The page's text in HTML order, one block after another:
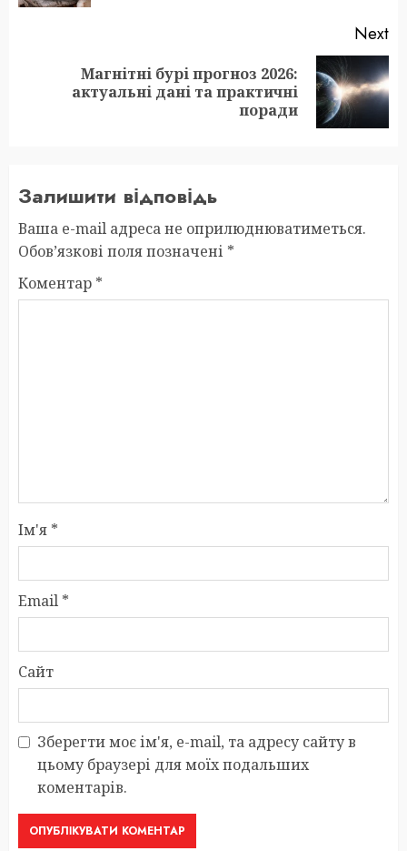
Next
Магнітні бурі прогноз 2026:
актуальні дані та практичні
поради
Залишити відповідь
Ваша e-mail адреса не оприлюднюватиметься.
Обов’язкові поля позначені *
Коментар *
Ім'я *
Email *
Сайт
Зберегти моє ім'я, e-mail, та адресу сайту в
цьому браузері для моїх подальших
коментарів.